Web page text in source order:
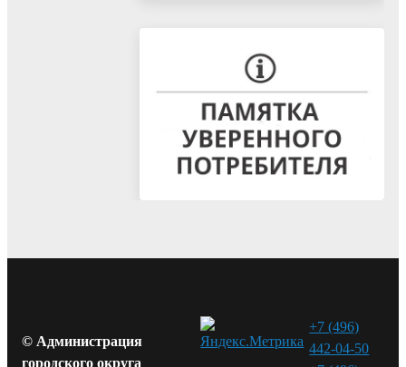
© Администрация
городского округа
+7 (496)
442-04-50